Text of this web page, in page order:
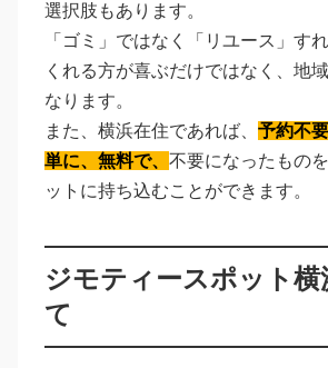
選択肢もあります。
「ゴミ」ではなく「リユース」す
くれる方が喜ぶだけではなく、地
なります。
また、横浜在住であれば、 予約不
単に、無料で、 不要になったもの
ットに持ち込むことができます。
ジモティースポット横
て